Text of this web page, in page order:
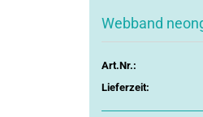
Webband
Art.Nr.:
Lieferzeit: